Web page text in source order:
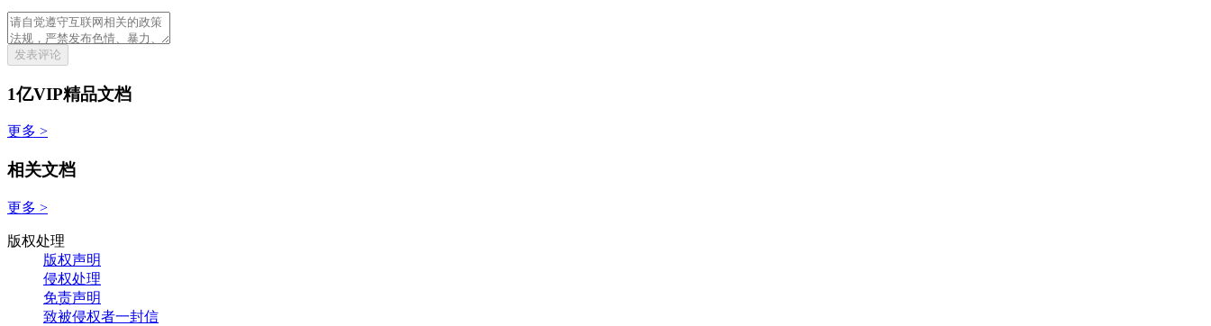
发表评论
1亿VIP精品文档
更多 >
相关文档
更多 >
版权处理
版权声明
侵权处理
免责声明
致被侵权者一封信